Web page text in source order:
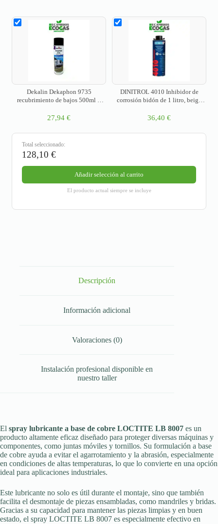
Dekalin Dekaphon 9735
recubrimiento de bajos 500ml –
27,94 €
DINITROL 4010 Inhibidor de
corrosión bidón de 1 litro, beige
36,40 €
Total seleccionado:
128,10 €
Añadir selección al carrito
El producto actual siempre se incluye
Descripción
Información adicional
Valoraciones (0)
Instalación profesional disponible en
nuestro taller
El spray lubricante a base de cobre LOCTITE LB 8007 es un
producto altamente eficaz diseñado para proteger diversas máquinas y
componentes, como juntas móviles y tornillos. Su formulación a base
de cobre ayuda a evitar el agarrotamiento y la abrasión, especialmente
en condiciones de altas temperaturas, lo que lo convierte en una opción
ideal para aplicaciones industriales.
Este lubricante no solo es útil durante el montaje, sino que también
facilita el desmontaje de piezas ensambladas, como mandriles y bridas.
Gracias a su capacidad para mantener las piezas limpias y en buen
estado, el spray LOCTITE LB 8007 es especialmente efectivo en